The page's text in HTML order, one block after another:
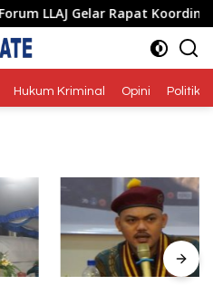
Gelar Rapat Koordinasi
Hukum Kriminal Opini Politik